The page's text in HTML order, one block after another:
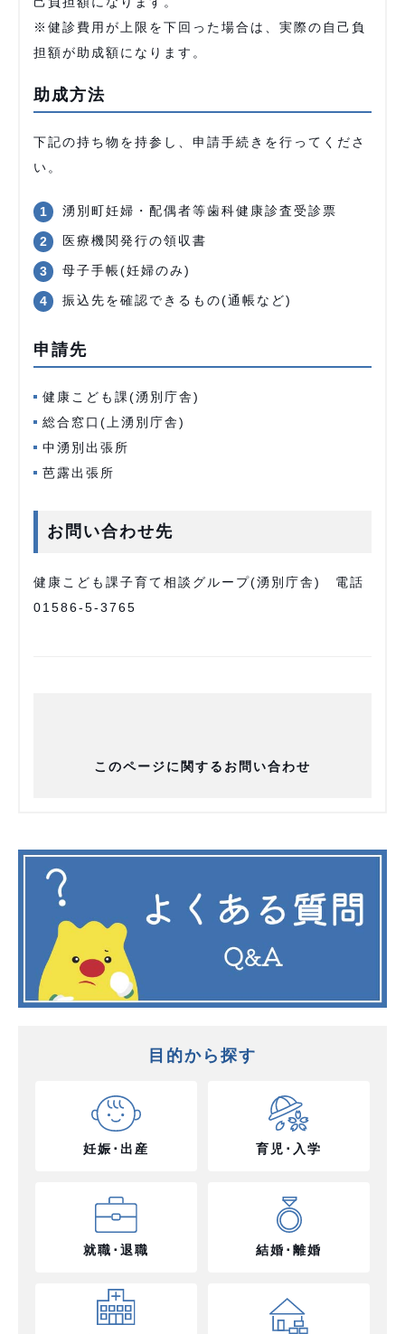
※健診費用が上限を下回った場合は、実際の自己負
担額が助成額になります。
助成方法
下記の持ち物を持参し、申請手続きを行ってくださ
い。
湧別町妊婦・配偶者等歯科健康診査受診票
医療機関発行の領収書
母子手帳(妊婦のみ)
振込先を確認できるもの(通帳など)
申請先
健康こども課(湧別庁舎)
総合窓口(上湧別庁舎)
中湧別出張所
芭露出張所
お問い合わせ先
健康こども課子育て相談グループ(湧別庁舎) 電話
01586-5-3765
このページに関するお問い合わせ
目的から探す
妊娠･出産 育児･入学
就職･退職 結婚･離婚